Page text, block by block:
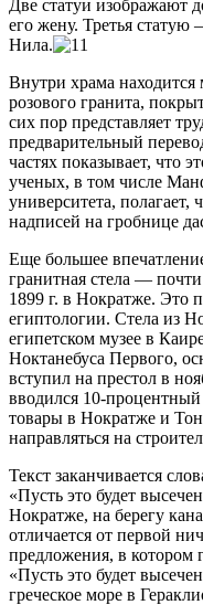
Две статуи изображают
его жену. Третья статую
Нила.
Внутри храма находится
розового гранита,
сих пор представляет
предварительный
частях показывает, что
ученых, в том числе
университета, полагает,
надписей на гробнице
Еще большее
гранитная стела —
1899 г. в Нократже. Это
египтологии. Стела из
египетском музее в
Ноктанебуса Первого,
вступил на престол в
вводился 10-процентный
товары в Нократже и
направляться на
Текст заканчивается
«Пусть это будет
Нократже, на берегу
отличается от первой
предложения, в котором
«Пусть это будет
греческое море в